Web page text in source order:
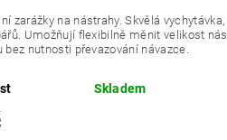
zarážky na nástrahy. Skvělá
Umožňují flexibilně měnit velikost
bez nutnosti převazování návazce.
Skladem